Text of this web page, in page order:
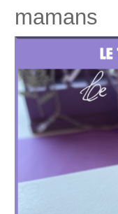
mamans